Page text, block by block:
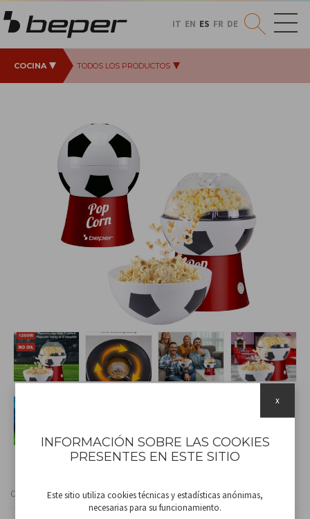
IT EN ES FR DE
COCINA TODOS LOS PRODUCTOS
Cod P101CUD053
INFORMACIÓN SOBRE LAS COOKIES
PRESENTES EN ESTE SITIO
Este sitio utiliza cookies técnicas y estadísticas anónimas,
necesarias para su funcionamiento.
x